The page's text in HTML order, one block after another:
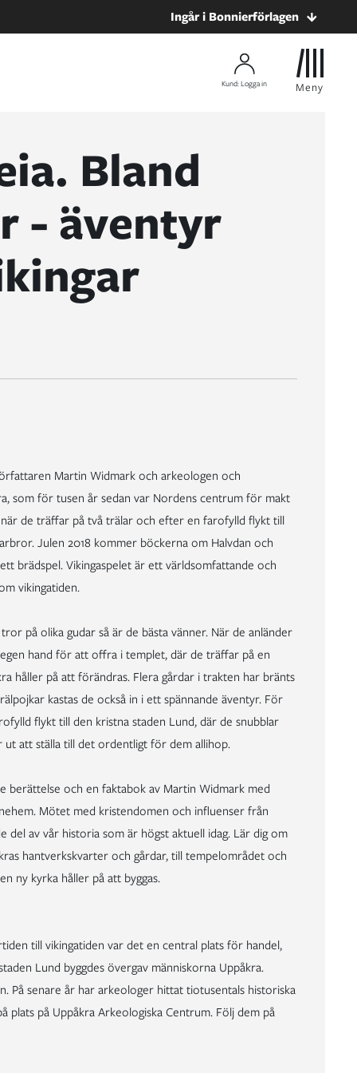
Ingår i Bonnierförlagen
Kund: Logga in Meny
Bland
- äventyr
Martin Widmark och arkeologen och
som för tusen år sedan var Nordens centrum för makt
de träffar på två trälar och efter en farofylld flykt till
Julen 2018 kommer böckerna om Halvdan och
brädspel. Vikingaspelet är ett världsomfattande och
vikingatiden.
på olika gudar så är de bästa vänner. När de anländer
hand för att offra i templet, där de träffar på en
håller på att förändras. Flera gårdar i trakten har bränts
kastas de också in i ett spännande äventyr. För
flykt till den kristna staden Lund, där de snubblar
ut att ställa till det ordentligt för dem allihop.
berättelse och en faktabok av Martin Widmark med
Mötet med kristendomen och influenser från
del av vår historia som är högst aktuell idag. Lär dig om
hantverkskvarter och gårdar, till tempelområdet och
ny kyrka håller på att byggas.
till vikingatiden var det en central plats för handel,
Lund byggdes övergav människorna Uppåkra.
På senare år har arkeologer hittat tiotusentals historiska
på Uppåkra Arkeologiska Centrum. Följ dem på